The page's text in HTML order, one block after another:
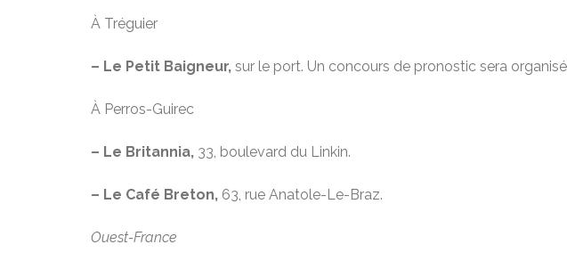
À Tréguier
– Le Petit Baigneur, sur le port. Un concours de pronostic sera
À Perros-Guirec
– Le Britannia, 33, boulevard du Linkin.
– Le Café Breton, 63, rue Anatole-Le-Braz.
Ouest-France